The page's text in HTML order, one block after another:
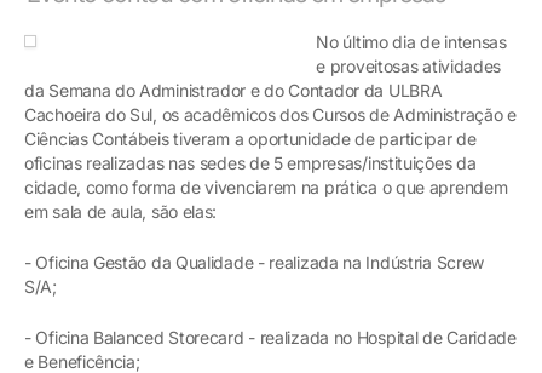
No último dia de intensas
e proveitosas atividades
da Semana do Administrador e do Contador da ULBRA
Cachoeira do Sul, os acadêmicos dos Cursos de Administração e
Ciências Contábeis tiveram a oportunidade de participar de
oficinas realizadas nas sedes de 5 empresas/instituições da
cidade, como forma de vivenciarem na prática o que aprendem
em sala de aula, são elas:
- Oficina Gestão da Qualidade - realizada na Indústria Screw
S/A;
- Oficina Balanced Storecard - realizada no Hospital de Caridade
e Beneficência;